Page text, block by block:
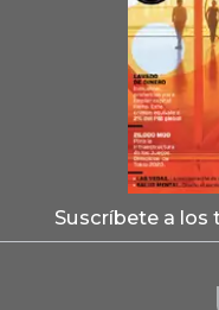
Suscríbete a los